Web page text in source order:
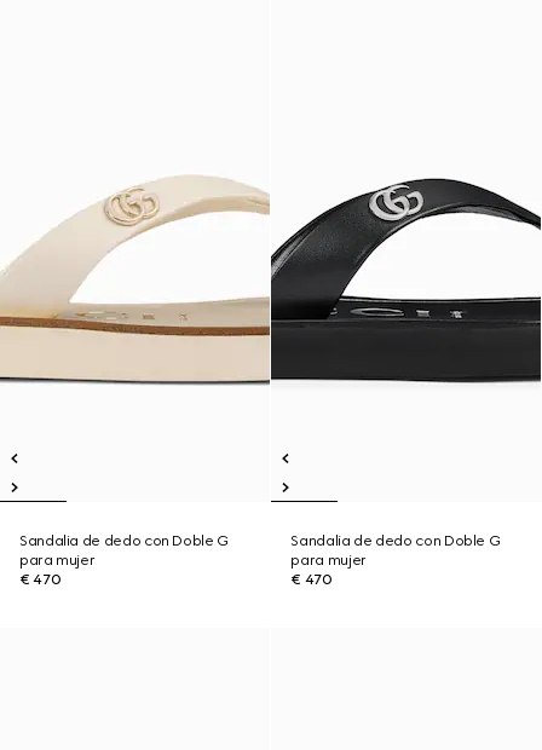
Sandalia de dedo con Doble G
para mujer
€ 470
Sandalia de dedo con Doble G
para mujer
€ 470